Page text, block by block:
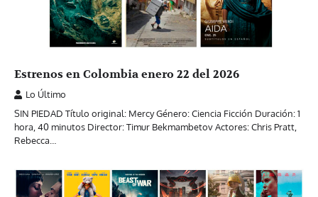
Estrenos en Colombia enero 22 del 2026
Lo Último
SIN PIEDAD Título original: Mercy Género: Ciencia Ficción Duración: 1
hora, 40 minutos Director: Timur Bekmambetov Actores: Chris Pratt,
Rebecca…